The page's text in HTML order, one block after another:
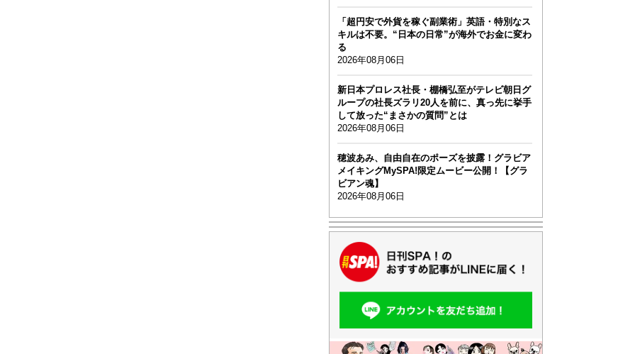
「超円安で外貨を稼ぐ副業術」英語・特別なス
キルは不要。“日本の日常”が海外でお金に変わ
る
2026年08月06日
新日本プロレス社長・棚橋弘至がテレビ朝日グ
ループの社長ズラリ20人を前に、真っ先に挙手
して放った“まさかの質問”とは
2026年08月06日
穂波あみ、自由自在のポーズを披露！グラビア
メイキングMySPA!限定ムービー公開！【グラ
ビアン魂】
2026年08月06日